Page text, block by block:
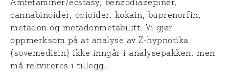
Amfetaminer/ecstasy, benzodiazepiner,
cannabinoider, opioider, kokain, buprenorfin,
metadon og metadonmetabilitt. Vi gjør
oppmerksom på at analyse av Z-hypnotika
(sovemedisin) ikke inngår i analysepakken, men
må rekvireres i tillegg.